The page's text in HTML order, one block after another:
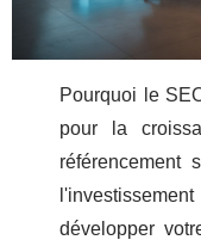
Pourquoi le
pour la
référencement
développer